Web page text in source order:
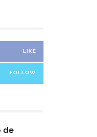
LIKE
FOLLOW
de